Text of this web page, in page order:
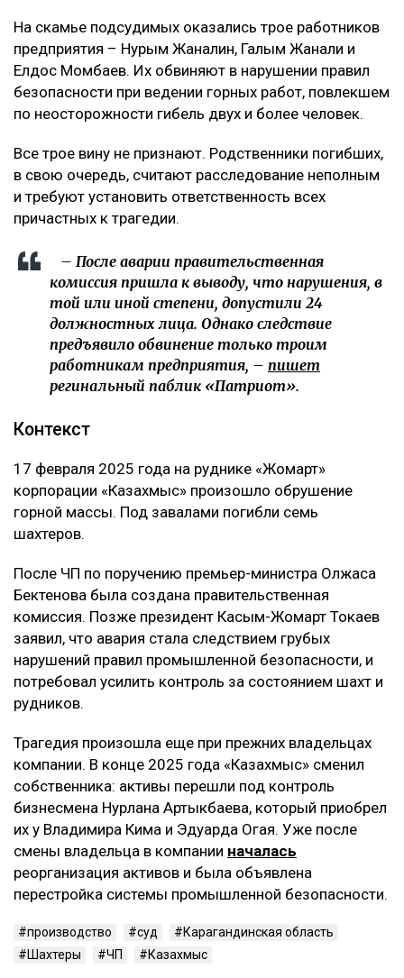
На скамье подсудимых оказались трое работников
предприятия – Нурым Жаналин, Галым Жанали и
Елдос Момбаев. Их обвиняют в нарушении правил
безопасности при ведении горных работ, повлекшем
по неосторожности гибель двух и более человек.
Все трое вину не признают. Родственники погибших,
в свою очередь, считают расследование неполным
и требуют установить ответственность всех
причастных к трагедии.
– После аварии правительственная
комиссия пришла к выводу, что нарушения, в
той или иной степени, допустили 24
должностных лица. Однако следствие
предъявило обвинение только троим
работникам предприятия, – пишет
регинальный паблик «Патриот».
Контекст
17 февраля 2025 года на руднике «Жомарт»
корпорации «Казахмыс» произошло обрушение
горной массы. Под завалами погибли семь
шахтеров.
После ЧП по поручению премьер-министра Олжаса
Бектенова была создана правительственная
комиссия. Позже президент Касым-Жомарт Токаев
заявил, что авария стала следствием грубых
нарушений правил промышленной безопасности, и
потребовал усилить контроль за состоянием шахт и
рудников.
Трагедия произошла еще при прежних владельцах
компании. В конце 2025 года «Казахмыс» сменил
собственника: активы перешли под контроль
бизнесмена Нурлана Артыкбаева, который приобрел
их у Владимира Кима и Эдуарда Огая. Уже после
смены владельца в компании началась
реорганизация активов и была объявлена
перестройка системы промышленной безопасности.
производство суд
Карагандинская область
Шахтеры
ЧП Казахмыс